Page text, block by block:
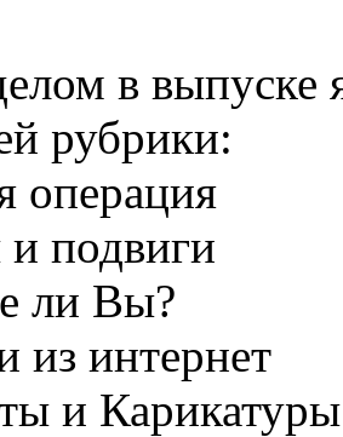
в выпуске
рубрики:
операция
подвиги
ли Вы?
из интернет
и Карикатуры